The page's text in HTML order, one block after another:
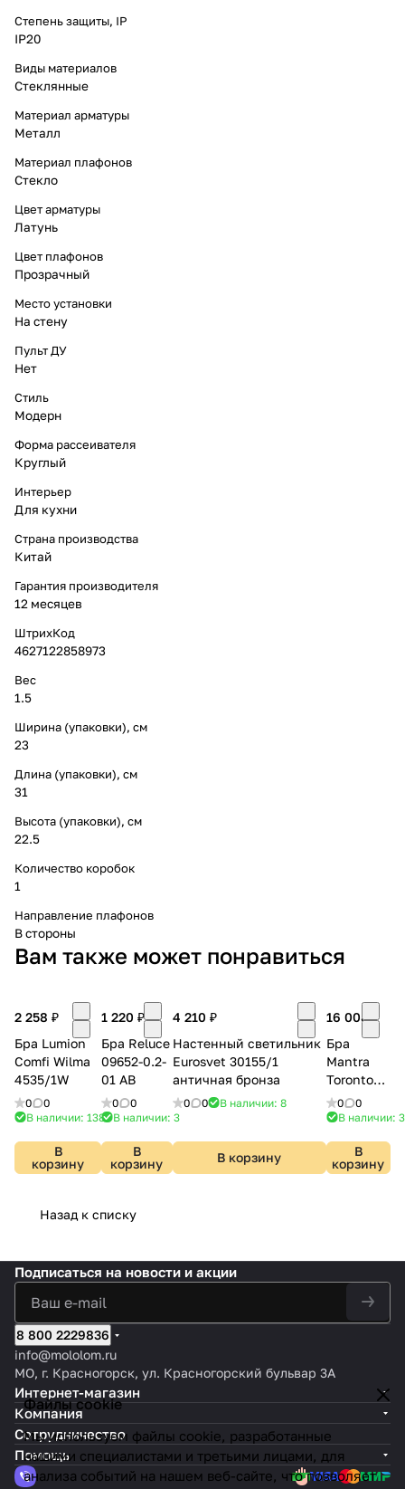
Степень защиты, IP
IP20
Виды материалов
Стеклянные
Материал арматуры
Металл
Материал плафонов
Стекло
Цвет арматуры
Латунь
Цвет плафонов
Прозрачный
Место установки
На стену
Пульт ДУ
Нет
Стиль
Модерн
Форма рассеивателя
Круглый
Интерьер
Для кухни
Страна производства
Китай
Гарантия производителя
12 месяцев
ШтрихКод
4627122858973
Вес
1.5
Ширина (упаковки), см
23
Длина (упаковки), см
31
Высота (упаковки), см
22.5
Количество коробок
1
Направление плафонов
В стороны
Вам также может понравиться
2 258 ₽
Бра Lumion
Comfi Wilma
4535/1W
0
0
В наличии: 138
В
корзину
1 220 ₽
Бра Reluce
09652-0.2-
01 AB
0
0
В наличии: 3
В
корзину
4 210 ₽
Настенный светильник
Eurosvet 30155/1
античная бронза
0 0 В наличии: 8
В корзину
16 008 ₽
Бра
Mantra
Toronto
8463
0
0
В наличии: 3
В
корзину
Назад к списку
Файлы cookie
Мы используем файлы cookie, разработанные
нашими специалистами и третьими лицами, для
анализа событий на нашем веб-сайте, что позволяет
Подписаться на новости и акции
8 800 2229836
info@mololom.ru
МО, г. Красногорск, ул. Красногорский бульвар 3А
Интернет-магазин
Компания
Сотрудничество
Помощь